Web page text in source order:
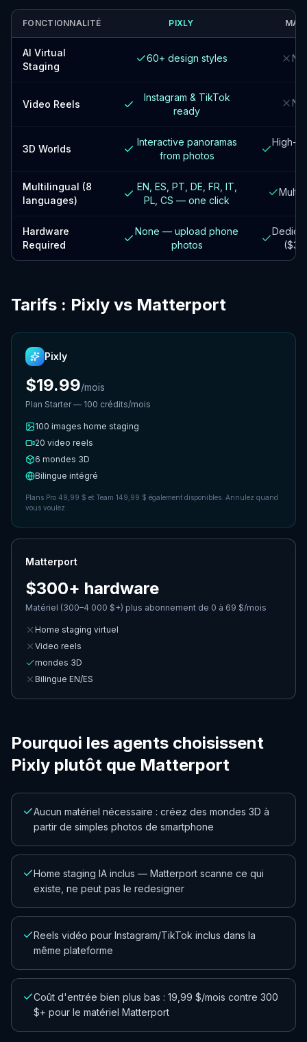
FONCTIONNALITÉ PIXLY
AI Virtual
Staging
60+ design styles
Video Reels
Instagram & TikTok
ready
3D Worlds
Interactive panoramas
from photos
High-
Multilingual (8
languages)
EN, ES, PT, DE, FR, IT,
PL, CS — one click
Hardware
Required
None — upload phone
photos
Tarifs : Pixly vs Matterport
Pixly
$19.99/mois
Plan Starter — 100 crédits/mois
100 images home staging
20 video reels
6 mondes 3D
Bilingue intégré
Plans Pro 49,99 $ et Team 149,99 $ également disponibles. Annulez quand
vous voulez.
Matterport
$300+ hardware
Matériel (300–4 000 $+) plus abonnement de 0 à 69 $/mois
Home staging virtuel
Video reels
mondes 3D
Bilingue EN/ES
Pourquoi les agents choisissent
Pixly plutôt que Matterport
Aucun matériel nécessaire : créez des mondes 3D à
partir de simples photos de smartphone
Home staging IA inclus — Matterport scanne ce qui
existe, ne peut pas le redesigner
Reels vidéo pour Instagram/TikTok inclus dans la
même plateforme
Coût d'entrée bien plus bas : 19,99 $/mois contre 300
$+ pour le matériel Matterport